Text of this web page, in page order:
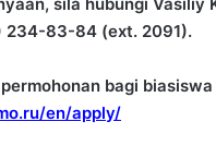
234-83-84 (ext. 2091).
bagi
en/apply/